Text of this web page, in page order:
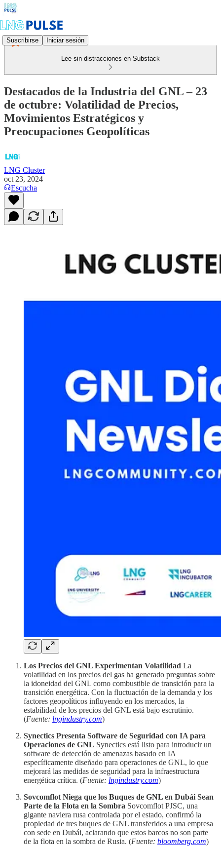
Suscribirse Iniciar sesión
Lee sin distracciones en Substack
Destacados de la Industria del GNL – 23
de octubre: Volatilidad de Precios,
Movimientos Estratégicos y
Preocupaciones Geopolíticas
LNG Cluster
oct 23, 2024
Escucha
Los Precios del GNL Experimentan Volatilidad La
volatilidad en los precios del gas ha generado preguntas sobre
la idoneidad del GNL como combustible de transición para la
transición energética. Con la fluctuación de la demanda y los
factores geopolíticos influyendo en los mercados, la
estabilidad de los precios del GNL está bajo escrutinio.
(Fuente: lngindustry.com)
Synectics Presenta Software de Seguridad con IA para
Operaciones de GNL Synectics está listo para introducir un
software de detección de amenazas basado en IA
específicamente diseñado para operaciones de GNL, lo que
mejorará las medidas de seguridad para la infraestructura
energética crítica. (Fuente: lngindustry.com)
Sovcomflot Niega que los Buques de GNL en Dubái Sean
Parte de la Flota en la Sombra Sovcomflot PJSC, una
gigante naviera rusa controlada por el estado, confirmó la
propiedad de tres buques de GNL transferidos a una empresa
con sede en Dubái, aclarando que estos barcos no son parte
de la flota en la sombra de Rusia. (Fuente: bloomberg.com)